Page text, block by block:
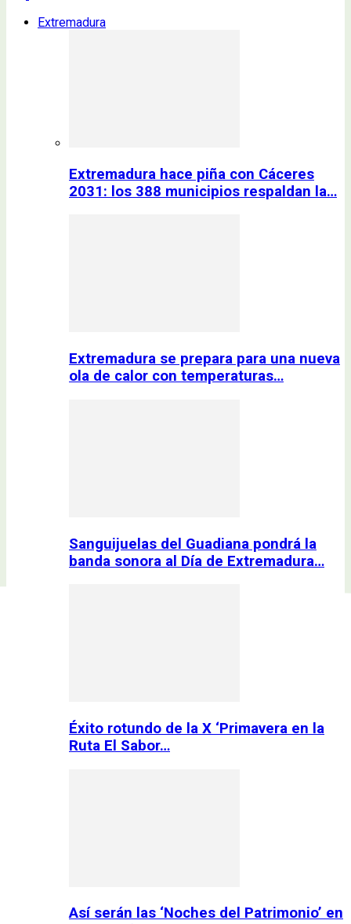
Extremadura
Extremadura hace piña con Cáceres
2031: los 388 municipios respaldan la…
Extremadura se prepara para una nueva
ola de calor con temperaturas…
Sanguijuelas del Guadiana pondrá la
banda sonora al Día de Extremadura…
Éxito rotundo de la X ‘Primavera en la
Ruta El Sabor…
Así serán las ‘Noches del Patrimonio’ en